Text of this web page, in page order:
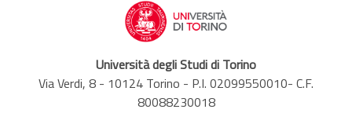
Università degli Studi di Torino
Via Verdi, 8 - 10124 Torino - P.I. 02099550010- C.F.
80088230018